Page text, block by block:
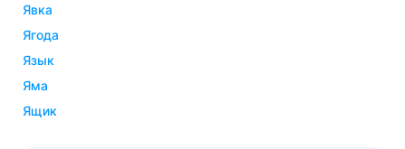
явка
ягода
язык
яма
ящик